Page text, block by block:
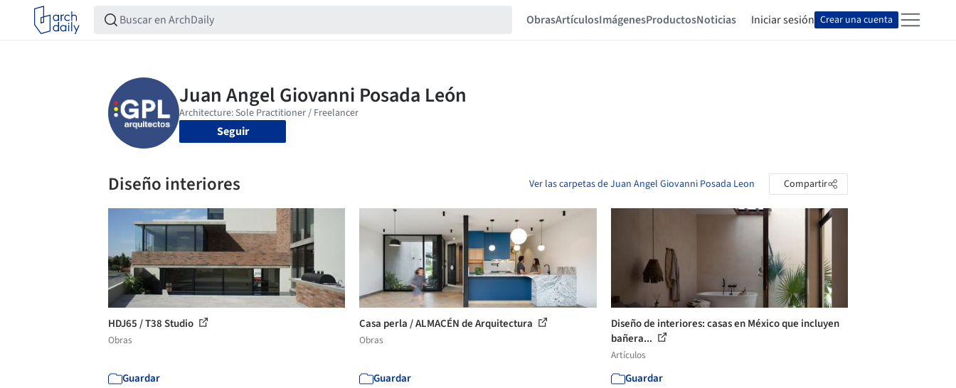
ObrasArtículosImágenesProductosNoticias Iniciar sesión Crear una cuenta
Seguir
Diseño interiores Ver las carpetas de Juan Angel Giovanni Posada Leon Compartir
HDJ65 / T38 Studio
Obras
Guardar
Casa perla / ALMACÉN de Arquitectura
Obras
Guardar
Diseño de interiores: casas en México que incluyen
bañera...
Artículos
Guardar